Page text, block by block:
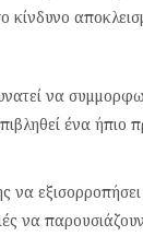
κίνδυνο
να
ένα
να
να